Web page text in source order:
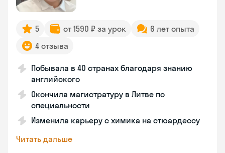
5 от 1590 ₽ за урок
6 лет опыта
4 отзыва
Побывала в 40 странах благодаря знанию
английского
Окончила магистратуру в Литве по
специальности
Изменила карьеру с химика на стюардессу
Читать дальше